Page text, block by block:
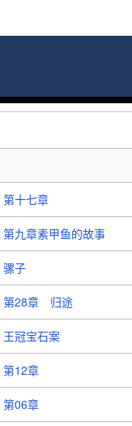
第十七章
第九章素甲鱼的故事
骡子
第28章 归途
王冠宝石案
第12章
第06章